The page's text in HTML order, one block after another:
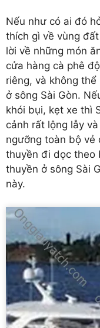
Nếu như có ai đó
thích gì về vùng
lời về những món
cửa hàng cà phê
riêng, và không
ở sông Sài Gòn.
khói bụi, kẹt xe thì
cảnh rất lộng lẫy
ngưỡng toàn bộ vẻ
thuyền đi dọc theo
thuyền ở sông Sài
này.